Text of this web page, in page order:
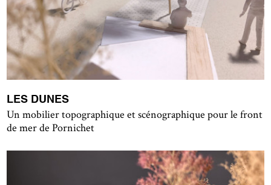
LES DUNES
Un mobilier topographique et scénographique pour le front
de mer de Pornichet